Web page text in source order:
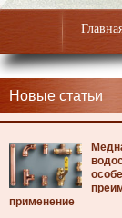
Новые статьи
применение